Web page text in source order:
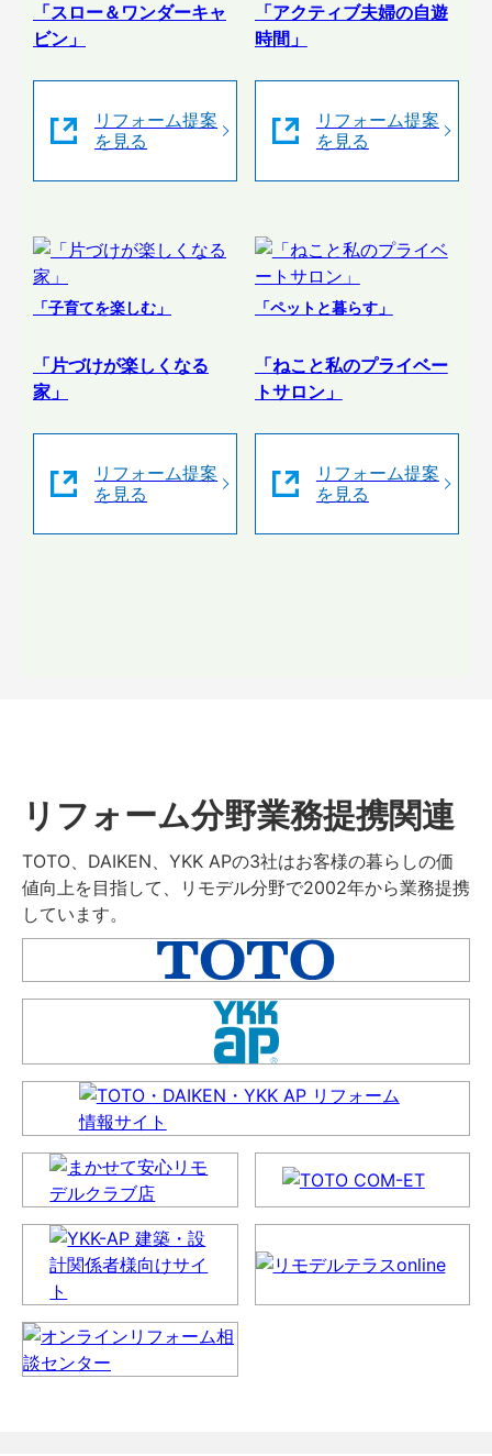
「スロー＆ワンダーキャ
ビン」
リフォーム提案
を見る
「アクティブ夫婦の自遊
時間」
リフォーム提案
を見る
「子育てを楽しむ」
「片づけが楽しくなる
家」
リフォーム提案
を見る
「ペットと暮らす」
「ねこと私のプライベー
トサロン」
リフォーム提案
を見る
リフォーム分野業務提携関連
TOTO、DAIKEN、YKK APの3社はお客様の暮らしの価
値向上を目指して、リモデル分野で2002年から業務提携
しています。